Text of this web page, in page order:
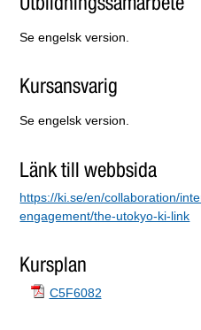
Se engelsk version.
Kursansvarig
Se engelsk version.
Länk till webbsida
https://ki.se/en/collaboration/
engagement/the-utokyo-ki-link
Kursplan
C5F6082